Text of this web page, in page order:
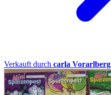
Verkauft durch carla Vorarlberg